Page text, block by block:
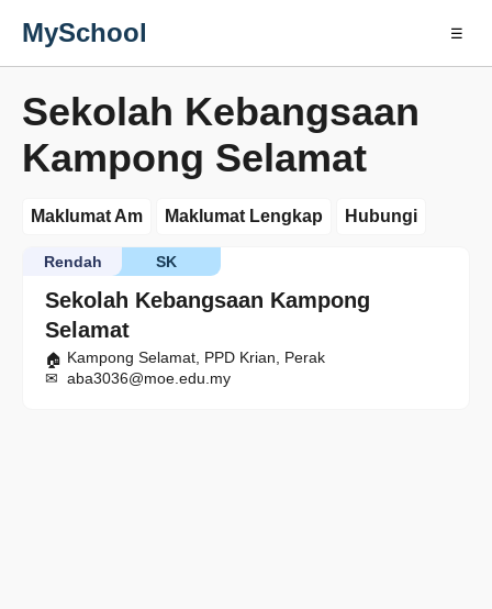
MySchool ☰
Sekolah Kebangsaan
Kampong Selamat
Maklumat Am Maklumat Lengkap Hubungi
Sekolah Kebangsaan Kampong
Selamat
SK
Rendah
Kampong Selamat, PPD Krian, Perak
aba3036@moe.edu.my